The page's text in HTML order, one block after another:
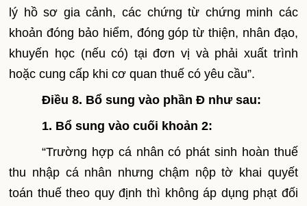
lý hồ sơ gia cảnh, các chứng từ chứng minh các
khoản đóng bảo hiểm, đóng góp từ thiện, nhân đạo,
khuyến học (nếu có) tại đơn vị và phải xuất trình
hoặc cung cấp khi cơ quan thuế có yêu cầu”.
Điều 8. Bổ sung vào phần Đ như sau:
1. Bổ sung vào cuối khoản 2:
“Trường hợp cá nhân có phát sinh hoàn thuế
thu nhập cá nhân nhưng chậm nộp tờ khai quyết
toán thuế theo quy định thì không áp dụng phạt đối